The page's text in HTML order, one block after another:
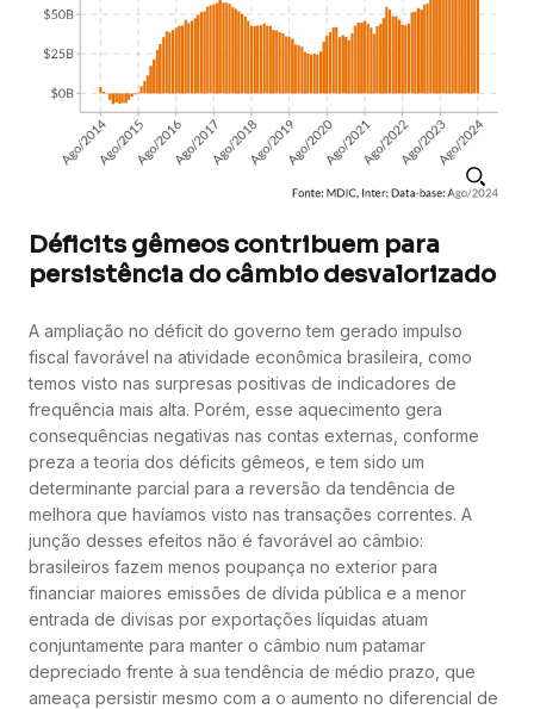
Déficits gêmeos contribuem para
persistência do câmbio desvalorizado
A ampliação no déficit do governo tem gerado impulso
fiscal favorável na atividade econômica brasileira, como
temos visto nas surpresas positivas de indicadores de
frequência mais alta. Porém, esse aquecimento gera
consequências negativas nas contas externas, conforme
preza a teoria dos déficits gêmeos, e tem sido um
determinante parcial para a reversão da tendência de
melhora que havíamos visto nas transações correntes. A
junção desses efeitos não é favorável ao câmbio:
brasileiros fazem menos poupança no exterior para
financiar maiores emissões de dívida pública e a menor
entrada de divisas por exportações líquidas atuam
conjuntamente para manter o câmbio num patamar
depreciado frente à sua tendência de médio prazo, que
ameaça persistir mesmo com a o aumento no diferencial de